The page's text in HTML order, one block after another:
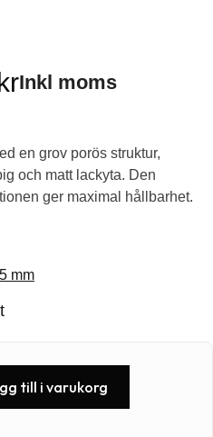
krInkl moms
en grov porös struktur,
och matt lackyta. Den
ger maximal hållbarhet.
mm
till i varukorg